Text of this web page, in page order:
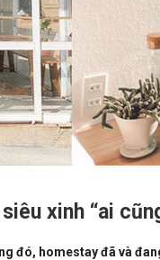
xinh “ai
đó, homestay đã và